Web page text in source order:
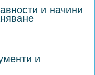
и начини
и